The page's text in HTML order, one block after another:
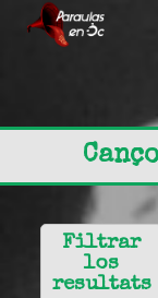
Filtrar
los
resultats